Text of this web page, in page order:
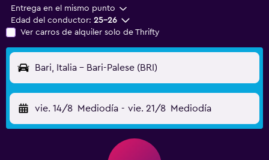
Entrega en el mismo punto
Edad del conductor: 25-26
Ver carros de alquiler solo de Thrifty
Bari, Italia - Bari-Palese (BRI)
vie. 14/8 Mediodía - vie. 21/8 Mediodía